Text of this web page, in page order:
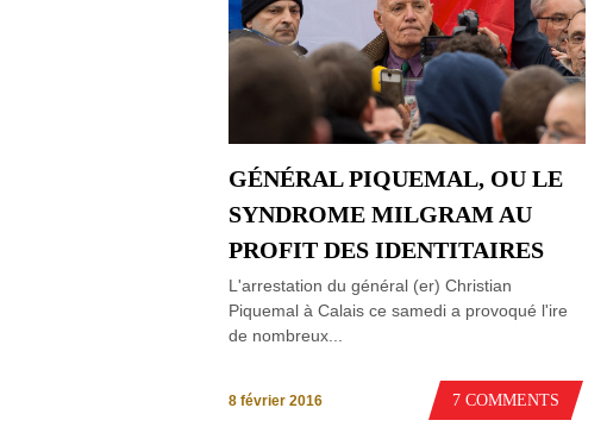
GÉNÉRAL PIQUEMAL, OU LE
SYNDROME MILGRAM AU
PROFIT DES IDENTITAIRES
L'arrestation du général (er) Christian
Piquemal à Calais ce samedi a provoqué l'ire
de nombreux...
8 février 2016 7 COMMENTS